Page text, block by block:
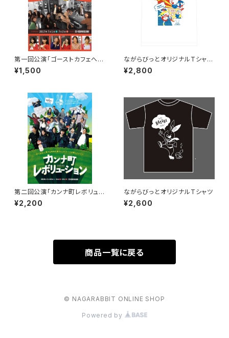
第一回公演「ゴーストカフェへよ
うこそ」撮って出しDVD
¥1,500
ながらびっとオリジナルTシャツ
（コミック）
¥2,800
第二回公演「カンナ町レボリュー
ション」DVD
¥2,200
ながらびっとオリジナルTシャツ
¥2,600
商品一覧に戻る
© NAGARABBIT ONLINE SHOP
Powered by